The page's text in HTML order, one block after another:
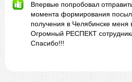
Впервые попробовал
момента формирования
получения в Челябинске меня
Огромный РЕСПЕКТ
Спасибо!!!